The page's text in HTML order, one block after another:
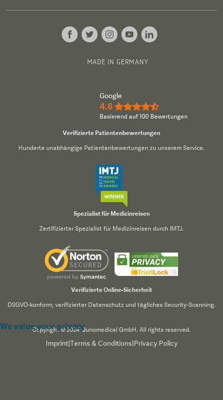
MADE IN GERMANY
Google
4.6 ★★★★½
Basierend auf 100 Bewertungen
Verifizierte Patientenbewertungen
Hunderte unabhängige Patientenbewertungen zu unserem Service.
Spezialist für Medizinreisen
Zertifizierter Spezialist für Medizinreisen durch IMTJ.
Verifizierte Online-Sicherheit
DSGVO-konform, verifizierter Datenschutz und tägliches Security-Scanning.
Copyright © 2024 Qunomedical GmbH. All rights reserved.
Imprint| Terms & Conditions Privacy Policy
We value your privacy
We use cookies to enhance your browsing experience,